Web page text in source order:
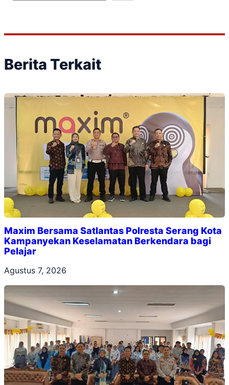
Berita Terkait
Maxim Bersama Satlantas Polresta Serang Kota
Kampanyekan Keselamatan Berkendara bagi
Pelajar
Agustus 7, 2026